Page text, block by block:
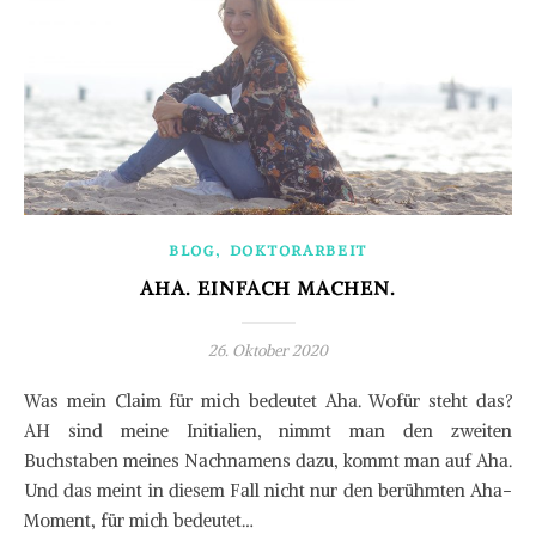
BLOG, DOKTORARBEIT
AHA. EINFACH MACHEN.
26. Oktober 2020
Was mein Claim für mich bedeutet Aha. Wofür steht das?
AH sind meine Initialien, nimmt man den zweiten
Buchstaben meines Nachnamens dazu, kommt man auf Aha.
Und das meint in diesem Fall nicht nur den berühmten Aha-
Moment, für mich bedeutet…